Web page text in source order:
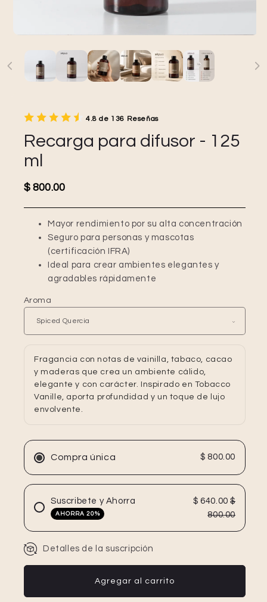
4.8 de 136 Reseñas
Recarga para difusor - 125
ml
Precio habitual
$ 800.00
Mayor rendimiento por su alta concentración
Seguro para personas y mascotas
(certificación IFRA)
Ideal para crear ambientes elegantes y
agradables rápidamente
Aroma
Fragancia con notas de vainilla, tabaco, cacao
y maderas que crea un ambiente cálido,
elegante y con carácter. Inspirado en Tobacco
Vanille, aporta profundidad y un toque de lujo
envolvente.
Compra única $ 800.00
Suscribete y Ahorra
AHORRA 20%
$ 640.00 $
800.00
Detalles de la suscripción
Agregar al carrito